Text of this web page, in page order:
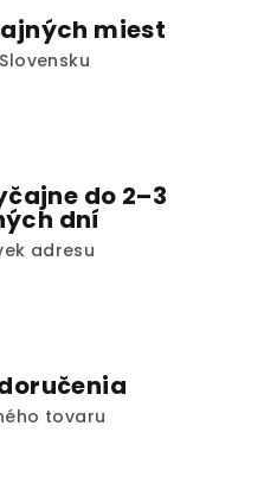
p
ý
miest
do 2–3
dní
adresu
tovaru